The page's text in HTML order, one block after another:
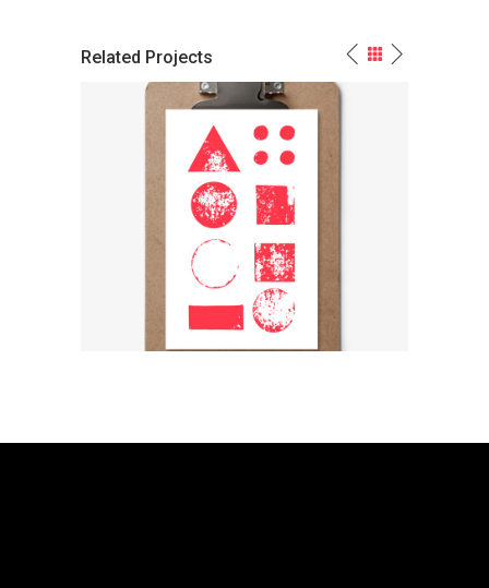
Related Projects
Logo Variations